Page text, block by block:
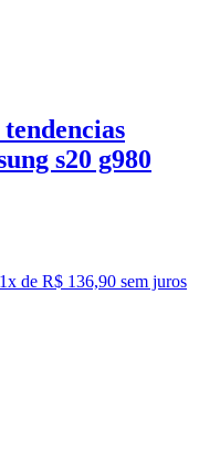
s20 g980
1x de R$ 136,90 sem juros